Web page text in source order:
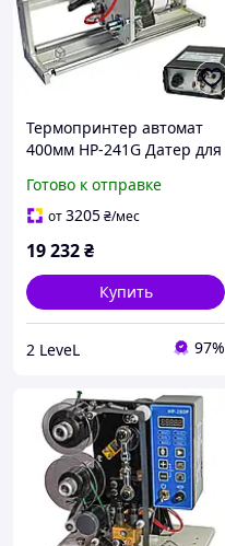
Термопринтер автомат
400мм HP-241G Датер для
термопечати 40см
Контактный
принтер
Готово к отправке
от3205₴/мес
19 232₴
Купить
2 LeveL 97%